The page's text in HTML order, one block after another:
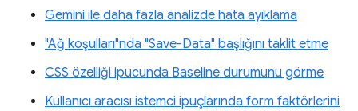
Gemini ile daha fazla analizde hata ayıklama
"Ağ koşulları"nda "Save-Data" başlığını taklit etme
CSS özelliği ipucunda Baseline durumunu görme
Kullanıcı aracısı istemci ipuçlarında form faktörlerini